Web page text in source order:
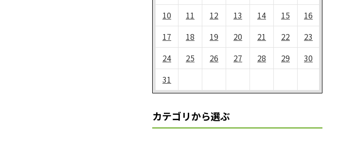
10
11 12 13 14 15
16
17
18 19 20 21 22
23
24
25 26 27 28 29
30
31
カテゴリから選ぶ